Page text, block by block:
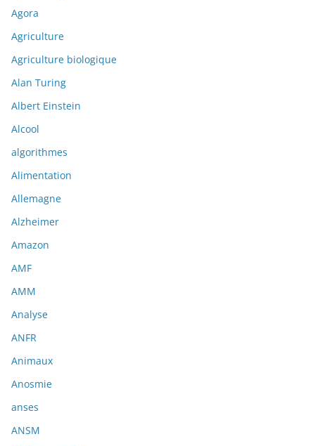
Agora
Agriculture
Agriculture biologique
Alan Turing
Albert Einstein
Alcool
algorithmes
Alimentation
Allemagne
Alzheimer
Amazon
AMF
AMM
Analyse
ANFR
Animaux
Anosmie
anses
ANSM